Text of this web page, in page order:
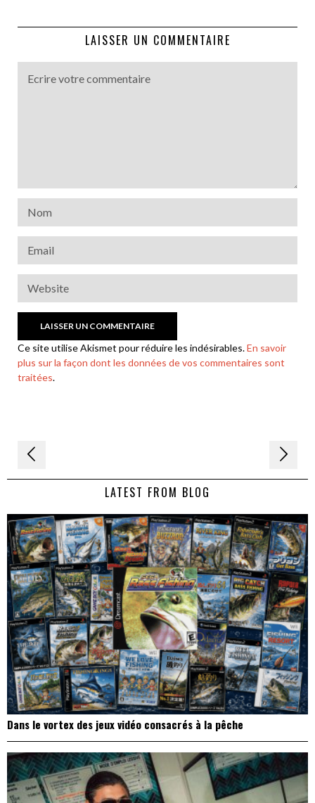
LAISSER UN COMMENTAIRE
Ce site utilise Akismet pour réduire les indésirables.En savoir
plus sur la façon dont les données de vos commentaires sont
traitées.
Navigation
de LATEST FROM BLOG
Dans le vortex des jeux vidéo consacrés à la pêche